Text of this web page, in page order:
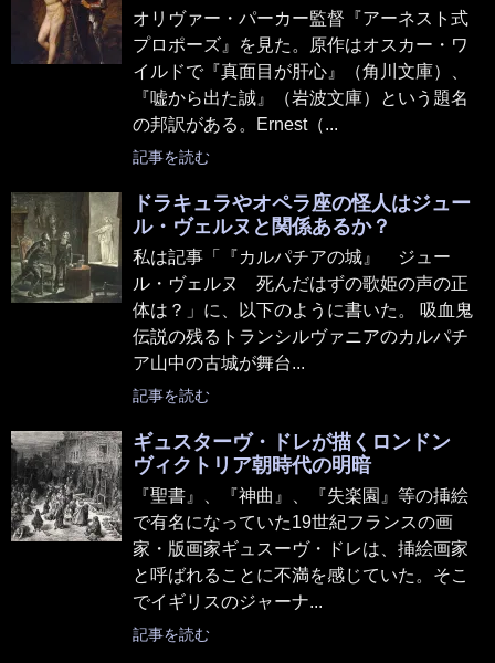
オリヴァー・パーカー監督『アーネスト式
プロポーズ』を見た。原作はオスカー・ワ
イルドで『真面目が肝心』（角川文庫）、
『嘘から出た誠』（岩波文庫）という題名
の邦訳がある。Ernest（...
記事を読む
ドラキュラやオペラ座の怪人はジュー
ル・ヴェルヌと関係あるか？
私は記事「『カルパチアの城』 ジュー
ル・ヴェルヌ 死んだはずの歌姫の声の正
体は？」に、以下のように書いた。 吸血鬼
伝説の残るトランシルヴァニアのカルパチ
ア山中の古城が舞台...
記事を読む
ギュスターヴ・ドレが描くロンドン
ヴィクトリア朝時代の明暗
『聖書』、『神曲』、『失楽園』等の挿絵
で有名になっていた19世紀フランスの画
家・版画家ギュスーヴ・ドレは、挿絵画家
と呼ばれることに不満を感じていた。そこ
でイギリスのジャーナ...
記事を読む